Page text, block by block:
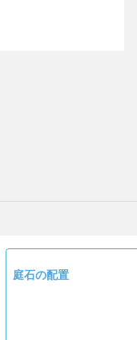
庭石の配置